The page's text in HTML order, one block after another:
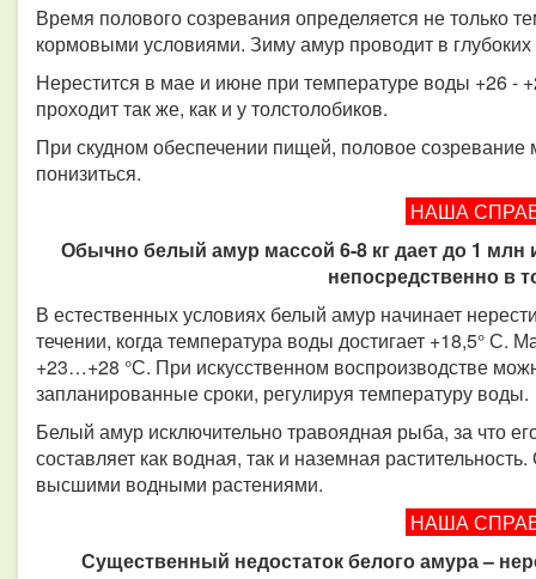
Время полового созревания определяется не только
кормовыми условиями. Зиму амур проводит в
Нерестится в мае и июне при температуре воды +26 -
проходит так же, как и у толстолобиков.
При скудном обеспечении пищей, половое созревание
понизиться.
НАША
Обычно белый амур массой 6-8 кг дает до 1
непосредственно в
В естественных условиях белый амур начинает
течении, когда температура воды достигает +18,5° С.
+23…+28 °С. При искусственном воспроизводстве
запланированные сроки, регулируя температуру воды.
Белый амур исключительно травоядная рыба, за что
составляет как водная, так и наземная
высшими водными растениями.
НАША
Существенный недостаток белого амура –